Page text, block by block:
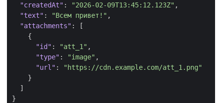
"createdAt" : "2026-02-09T13:45:12.123Z" ,
"text" : "Всем привет!" ,
"attachments" :
[
{
"id" : "att_1" ,
"type" : "image" ,
"url" :
"https://cdn.example.com/att_1.png"
}
]
}